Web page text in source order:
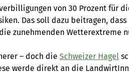
von 30 Prozent für
Das soll dazu beitragen, dass
zunehmenden Wetterextreme
– doch die Schweizer Hagel
werde direkt an die